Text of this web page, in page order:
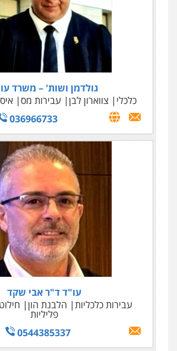
גולדמן ושות' – משרד
כלכלי
צווארון לבן עבירות מס
036966733
עו"ד ד"ר אבי שקד
עבירות כלכליות
הלבנת הון
פליליות
0544385337